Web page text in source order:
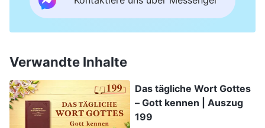
Verwandte Inhalte
Das tägliche Wort Gottes
– Gott kennen | Auszug
199